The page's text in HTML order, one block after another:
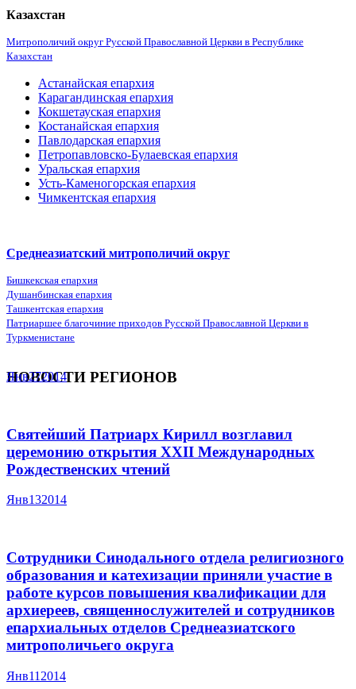
Казахстан
Митрополичий округ Русской Православной Церкви в Республике
Казахстан
Астанайская епархия
Карагандинская епархия
Кокшетауская епархия
Костанайская епархия
Павлодарская епархия
Петропавловско-Булаевская епархия
Уральская епархия
Усть-Каменогорская епархия
Чимкентская епархия
Среднеазиатский митрополичий округ
Бишкекская епархия
Душанбинская епархия
Ташкентская епархия
Патриаршее благочиние приходов Русской Православной Церкви в
Туркменистане
НОВОСТИ РЕГИОНОВ
Янв272014
Святейший Патриарх Кирилл возглавил
церемонию открытия XXII Международных
Рождественских чтений
Янв132014
Сотрудники Синодального отдела религиозного
образования и катехизации приняли участие в
работе курсов повышения квалификации для
архиереев, священнослужителей и сотрудников
епархиальных отделов Среднеазиатского
митрополичьего округа
Янв11 2014